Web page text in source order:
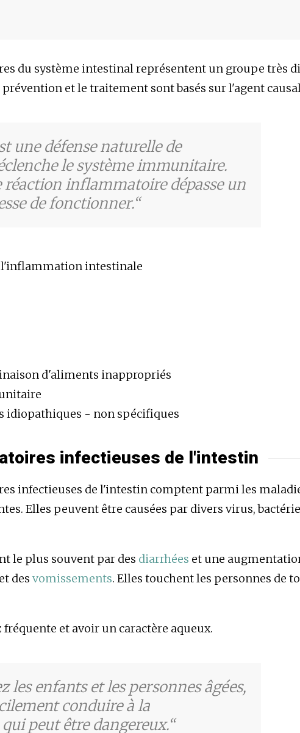
du système intestinal représentent un groupe très
et le traitement sont basés sur l'agent
une défense naturelle de
le système immunitaire.
réaction inflammatoire dépasse un
de fonctionner.
l'inflammation intestinale
d'aliments inappropriés
idiopathiques - non spécifiques
infectieuses de l'intestin
infectieuses de l'intestin comptent parmi les
Elles peuvent être causées par divers virus,
le plus souvent par des diarrhées et une
et des vomissements. Elles touchent les personnes de
et avoir un caractère aqueux.
les enfants et les personnes âgées,
conduire à la
qui peut être dangereux.